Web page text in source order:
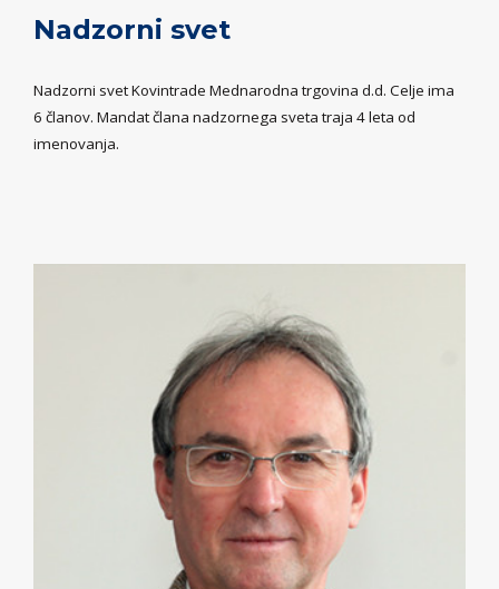
Nadzorni svet
Nadzorni svet Kovintrade Mednarodna trgovina d.d. Celje ima
6 članov. Mandat člana nadzornega sveta traja 4 leta od
imenovanja.